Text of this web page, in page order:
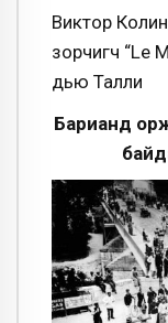
Виктор
зорчигч “Le
дью Талли
Барианд